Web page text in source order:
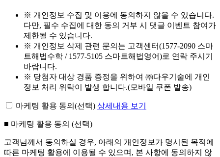
※ 개인정보 수집 및 이용에 동의하지 않을 수 있습니다.
다만, 필수 수집에 대한 동의 거부 시 댓글 이벤트 참여가
제한될 수 있습니다.
※ 개인정보 삭제 관련 문의는 고객센터(1577-2090 스마
트해법수학 / 1577-5105 스마트해법영어)로 연락 주시기
바랍니다.
※ 당첨자 대상 경품 증정을 위하여 ㈜다우기술에 개인
정보 처리 위탁이 발생 합니다.(모바일 쿠폰 발송)
마케팅 활용 동의(선택) 상세내용 보기
■ 마케팅 활용 동의 (선택)
고객님께서 동의하실 경우, 아래의 개인정보가 명시된 목적에
따른 마케팅 활용에 이용될 수 있으며, 본 사항에 동의하지 않